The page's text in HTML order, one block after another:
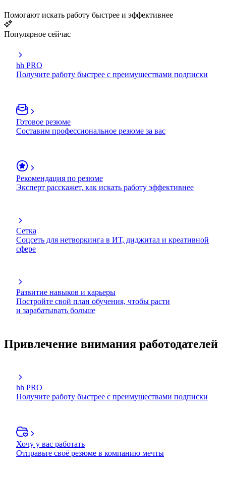
Помогают искать работу быстрее и эффективнее
Популярное сейчас
hh PRO
Получите работу быстрее с преимуществами подписки
Готовое резюме
Составим профессиональное резюме за вас
Рекомендация по резюме
Эксперт расскажет, как искать работу эффективнее
Сетка
Соцсеть для нетворкинга в ИТ, диджитал и креативной
сфере
Развитие навыков и карьеры
Постройте свой план обучения, чтобы расти
и зарабатывать больше
Привлечение внимания работодателей
hh PRO
Получите работу быстрее с преимуществами подписки
Хочу у вас работать
Отправьте своё резюме в компанию мечты